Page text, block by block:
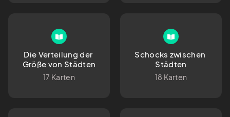
Die Verteilung der
Größe von Städten
17 Karten
Schocks zwischen
Städten
18 Karten